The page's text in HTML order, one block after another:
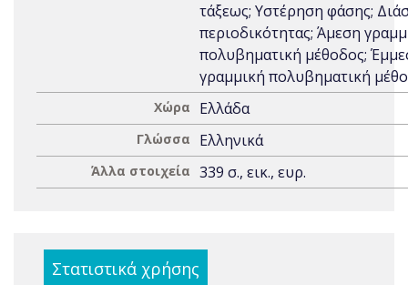
τάξεως; Υστέρηση φάσης;
περιοδικότητας; Άμεση
πολυβηματική μέθοδος;
γραμμική πολυβηματική
Χώρα Ελλάδα
Γλώσσα Ελληνικά
Άλλα στοιχεία 339 σ., εικ., ευρ.
Στατιστικά χρήσης